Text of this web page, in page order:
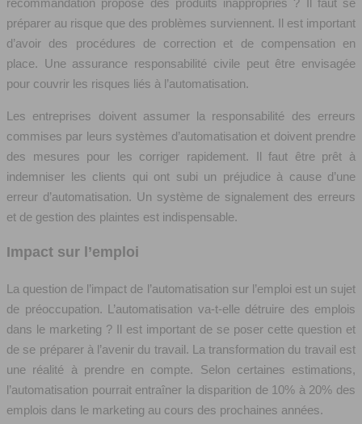
préparer au risque que des problèmes surviennent. Il est important
d’avoir des procédures de correction et de compensation en
place. Une assurance responsabilité civile peut être envisagée
pour couvrir les risques liés à l’automatisation.
Les entreprises doivent assumer la responsabilité des erreurs
commises par leurs systèmes d’automatisation et doivent prendre
des mesures pour les corriger rapidement. Il faut être prêt à
indemniser les clients qui ont subi un préjudice à cause d’une
erreur d’automatisation. Un système de signalement des erreurs
et de gestion des plaintes est indispensable.
Impact sur l’emploi
La question de l’impact de l’automatisation sur l’emploi est un sujet
de préoccupation. L’automatisation va-t-elle détruire des emplois
dans le marketing ? Il est important de se poser cette question et
de se préparer à l’avenir du travail. La transformation du travail est
une réalité à prendre en compte. Selon certaines estimations,
l’automatisation pourrait entraîner la disparition de 10% à 20% des
emplois dans le marketing au cours des prochaines années.